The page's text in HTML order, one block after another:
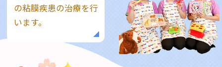
の粘膜疾患の治療を行
います。